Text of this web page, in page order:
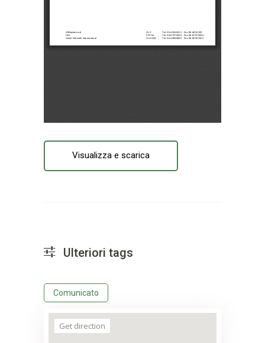
Visualizza e scarica
Ulteriori tags
Comunicato
Get direction